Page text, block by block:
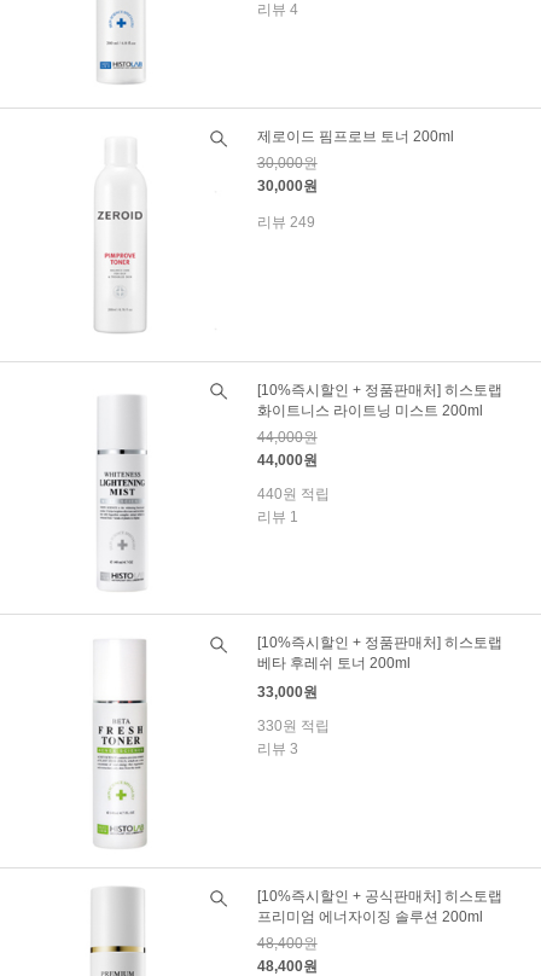
리뷰 4
제로이드 핌프로브 토너 200ml
30,000원
30,000원
리뷰 249
[10%즉시할인 + 정품판매처] 히스토랩
화이트니스 라이트닝 미스트 200ml
44,000원
44,000원
440원 적립
리뷰 1
[10%즉시할인 + 정품판매처] 히스토랩
베타 후레쉬 토너 200ml
33,000원
330원 적립
리뷰 3
[10%즉시할인 + 공식판매처] 히스토랩
프리미엄 에너자이징 솔루션 200ml
48,400원
48,400원